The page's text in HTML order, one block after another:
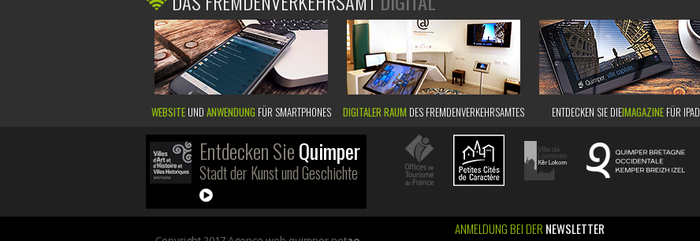
WEBSITE UNDANWENDUNG FÜR SMARTPHONES DIGITALER RAUM DES FREMDENVERKEHRSAMTES ENTDECKEN SIE DIEIMAGAZINEFÜR IPAD
Entdecken SieQuimper
Stadt der Kunst und Geschichte
ANMELDUNG BEI DER NEWSLETTER